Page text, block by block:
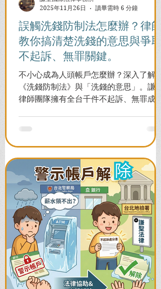
誤觸洗錢防制法怎麼辦？律師
教你搞清楚洗錢的意思與爭取
不起訴、無罪關鍵。
不小心成為人頭帳戶怎麼辦？深入了解
《洗錢防制法》與「洗錢的意思」。謙聖
律師團隊擁有全台千件不起訴、無罪成功
2025年11月26日
讀畢需時 6 分鐘